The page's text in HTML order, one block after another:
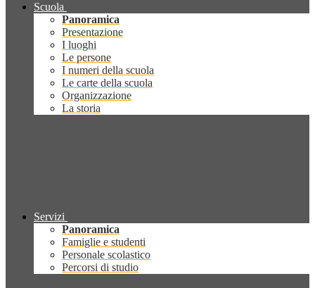
Scuola
Panoramica
Presentazione
I luoghi
Le persone
I numeri della scuola
Le carte della scuola
Organizzazione
La storia
Servizi
Panoramica
Famiglie e studenti
Personale scolastico
Percorsi di studio